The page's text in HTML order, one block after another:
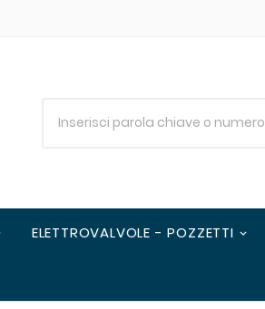
ELETTROVALVOLE - POZZETTI